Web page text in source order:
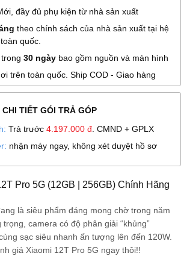
đầy đủ phụ kiện từ nhà sản xuất
theo chính sách của nhà sản xuất tại hệ
quốc.
30 ngày bao gồm nguồn và màn hình
trên toàn quốc. Ship COD - Giao hàng
CHI TIẾT GÓI TRẢ GÓP
Trả trước 4.197.000 đ . CMND + GPLX
nhận máy ngay, không xét duyệt hồ sơ
Pro 5G (12GB | 256GB) Chính Hãng
là siêu phẩm đáng mong chờ trong năm
camera có độ phân giải “khủng”
sạc siêu nhanh ấn tượng lên đến 120W.
giá Xiaomi 12T Pro 5G ngay thôi!!